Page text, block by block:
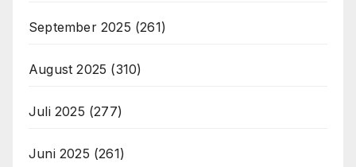
September 2025 (261)
August 2025 (310)
Juli 2025 (277)
Juni 2025 (261)